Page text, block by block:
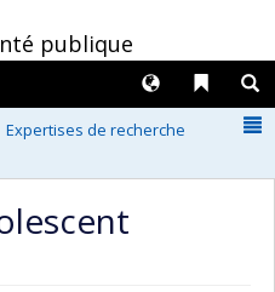
publique
Liens
Langues
Expertises de recherche